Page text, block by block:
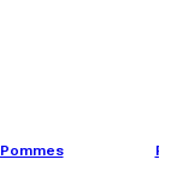
Pommes